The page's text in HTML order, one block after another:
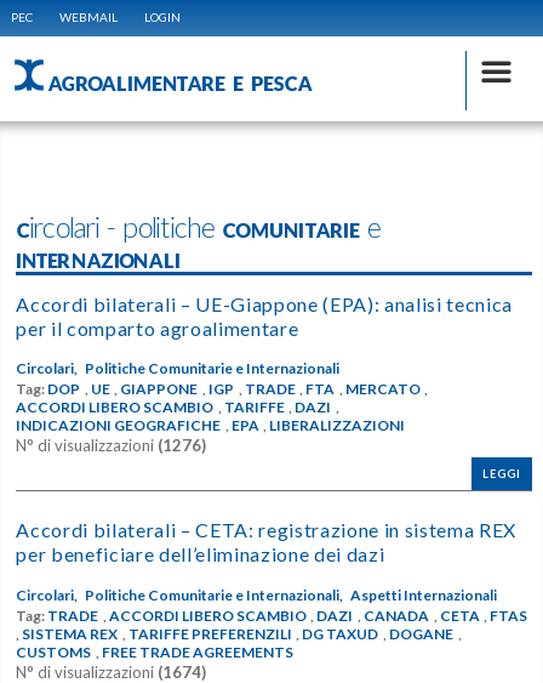
PEC WEBMAIL LOGIN
AGROALIMENTARE E PESCA
Circolari - politiche COMUNITARIE e
INTERNAZIONALI
Accordi bilaterali – UE-Giappone (EPA): analisi tecnica
per il comparto agroalimentare
Circolari, Politiche Comunitarie e Internazionali
Tag: DOP , UE , GIAPPONE , IGP , TRADE , FTA , MERCATO ,
ACCORDI LIBERO SCAMBIO , TARIFFE , DAZI ,
INDICAZIONI GEOGRAFICHE , EPA , LIBERALIZZAZIONI
N° di visualizzazioni (1276)
LEGGI
Accordi bilaterali – CETA: registrazione in sistema REX
per beneficiare dell’eliminazione dei dazi
Circolari, Politiche Comunitarie e Internazionali,
Aspetti Internazionali
Tag: TRADE ACCORDI LIBERO SCAMBIO DAZI CANADA CETA
FTAS
SISTEMA REX TARIFFE PREFERENZILI DG TAXUD DOGANE
CUSTOMS
FREE TRADE AGREEMENTS
N° di visualizzazioni (1674)